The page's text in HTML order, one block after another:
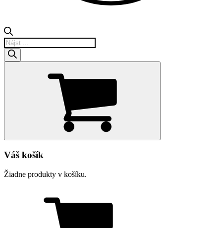
Products
search
Váš košík
Žiadne produkty v košíku.